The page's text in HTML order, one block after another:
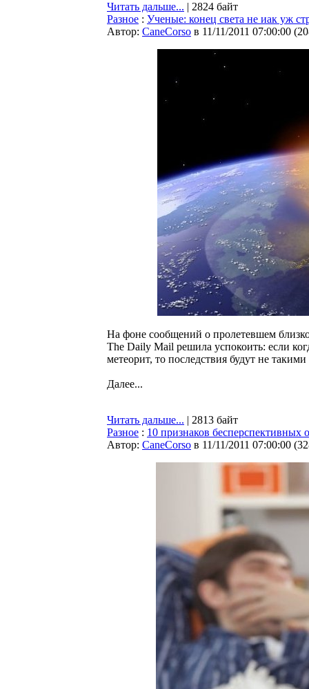
Читать дальше... | 2824 байт
Разное : Ученые: конец света не иак уж
Автор: CaneCorso в 11/11/2011 07:00:00 (
На фоне сообщений о пролетевшем
The Daily Mail решила успокоить: если
метеорит, то последствия будут не
Далее...
Читать дальше... | 2813 байт
Разное : 10 признаков бесперспективных
Автор: CaneCorso в 11/11/2011 07:00:00 (